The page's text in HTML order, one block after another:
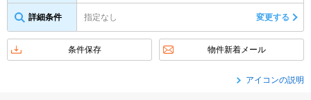
詳細条件 指定なし 変更する
条件保存 物件新着メール
アイコンの説明